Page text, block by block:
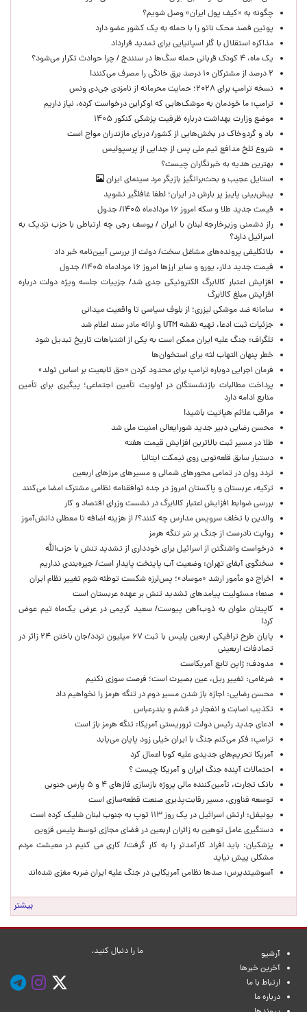
چگونه به «کیف پول ایران» وصل شویم؟
پوتین قصد محک ناتو را با حمله به یک کشور عضو دارد
مذاکره استقلال با گلر اسپانیایی برای تمدید قرارداد
یک ماه، ۴ کودک قربانی حمله سگ‌ها در سنندج / چرا حوادث تکرار می‌شود؟
۲ درصد از مشترکان ۱۰ درصد برق خانگی را مصرف می‌کنند!
نسخه ترامپ برای ۲۰۲۸؛ حمایت محرمانه از نامزدی جی‌دی ونس
ترامپ: ما خودمان به موشک‌هایی که اوکراین درخواست کرده، نیاز داریم
موضع وزارت بهداشت درباره ظرفیت پزشکی کنکور ۱۴۰۵
باد و گردوخاک در بخش‌هایی از کشور/ دریای مازندران مواج است
شروع تلخ مدافع تیم ملی پس از جدایی از پرسپولیس
بهترین هدیه به خبرنگاران چیست؟
استایل عجیب و بحث‌برانگیز بازیگر مرد سینمای ایران
پیش‌بینی پاییز پر بارش در ایران؛ لطفا غافلگیر نشوید
قیمت جدید طلا و سکه امروز ۱۶ مردادماه ۱۴۰۵/ جدول
راز دشمنی وزیرخارجه لبنان با ایران / یوسف رجی چه ارتباطی با حزب نزدیک به
اسرائیل دارد؟
بلاتکلیفی پرونده‌های مشاغل سخت/ دولت از بررسی آیین‌نامه خبر داد
قیمت جدید دلار، یورو و سایر ارزها امروز ۱۶ مردادماه ۱۴۰۵/ جدول
افزایش اعتبار کالابرگ الکترونیکی جدی شد/ جزییات جلسه ویژه دولت درباره
افزایش مبلغ کالابرگ
سامانه ضد موشکی لیزری؛ از بلوف سیاسی تا واقعیت میدانی
جزئیات ثبت ادعا، تهیه نقشه UTM و ارائه مادر سند اعلام شد
تلگراف: جنگ علیه ایران ممکن است به یکی از اشتباهات تاریخ تبدیل شود
خطر پنهان التهاب لثه برای استخوان‌ها
فرمان اجرایی دوباره ترامپ برای محدود کردن «حق تابعیت بر اساس تولد»
پرداخت مطالبات بازنشستگان در اولویت تأمین اجتماعی؛ پیگیری برای تأمین
منابع ادامه دارد
مراقب علائم هپاتیت باشید!
محسن رضایی دبیر جدید شورایعالی امنیت ملی شد
طلا در مسیر ثبت بالاترین افزایش قیمت هفته
دستیار سابق قلعه‌نویی روی نیمکت ایتالیا
تردد روان در تمامی محورهای شمالی و مسیرهای مرزهای اربعین
ترکیه، عربستان و پاکستان امروز در جده توافقنامه نظامی مشترک امضا می‌کنند
بررسی ضوابط افزایش اعتبار کالابرگ در نشست وزرای اقتصاد و کار
والدین با تخلف سرویس مدارس چه کنند؟/ از هزینه اضافه تا معطلی دانش‌آموز
روایت نادرست از جنگ بر سَر تنگه هرمز
درخواست واشنگتن از اسرائیل برای خودداری از تشدید تنش با حزب‌الله
سخنگوی آبفای تهران: وضعیت آب پایتخت پایدار است/ جیره‌بندی نداریم
اخراج دو مأمور ارشد «موساد»؛ پس‌لرزه شکست توطئه شوم تغییر نظام ایران
صنعا: مسئولیت پیامدهای تشدید تنش بر عهده عربستان است
کاپیتان ملوان به ذوب‌آهن پیوست/ سعید کریمی در عرض یک‌ماه تیم عوض
کرد!
پایان طرح ترافیکی اربعین پلیس با ثبت ۶۷ میلیون تردد/جان باختن ۲۴ زائر در
تصادفات اربعینی
مدودف: ژاپن تابع آمریکاست
ضرغامی: تغییر ریل، عین بصیرت است؛ فرصت سوزی نکنیم
محسن رضایی: اجازه باز شدن مسیر دوم در تنگه هرمز را نخواهیم داد
تکذیب اصابت و انفجار در قشم و بندرعباس
ادعای جدید رئیس دولت تروریستی آمریکا: تنگه هرمز باز است
ترامپ: فکر می‌کنم جنگ با ایران خیلی زود پایان می‌یابد
آمریکا تحریم‌های جدیدی علیه کوبا اعمال کرد
احتمالات آینده جنگ ایران و آمریکا چیست ؟
بانک تجارت، تأمین‌کننده مالی پروژه بازسازی فازهای ۴ و ۵ پارس جنوبی
توسعه فناوری، مسیر رقابت‌پذیری صنعت قطعه‌سازی است
یونیفل: ارتش اسرائیل در یک روز ۱۱۳ توپ به جنوب لبنان شلیک کرده است
دستگیری عامل توهین به زائران اربعین در فضای مجازی توسط پلیس قزوین
پزشکیان: باید افراد کارآمدتر را به کار گرفت/ کاری می کنیم در معیشت مردم
مشکلی پیش نیاید
آسوشیتدپرس: صدها نظامی آمریکایی در جنگ علیه ایران ضربه مغزی شده‌اند
بیشتر
آرشیو
آخرین خبرها
ارتباط با ما
درباره ما
ما را دنبال کنید.